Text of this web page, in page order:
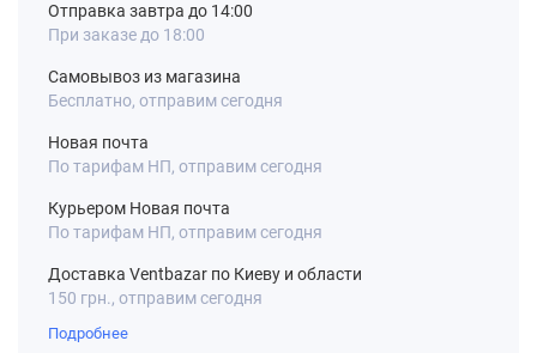
Отправка завтра до 14:00
При заказе до 18:00
Самовывоз из магазина
Бесплатно, отправим сегодня
Новая почта
По тарифам НП, отправим сегодня
Курьером Новая почта
По тарифам НП, отправим сегодня
Доставка Ventbazar по Киеву и области
150 грн., отправим сегодня
Подробнее